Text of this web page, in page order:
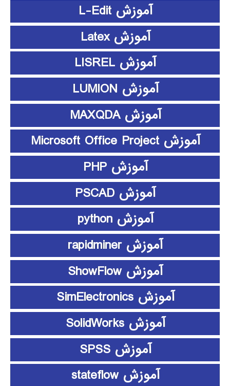
آموزش L-Edit
آموزش Latex
آموزش LISREL
آموزش LUMION
آموزش MAXQDA
آموزش Microsoft Office Project
آموزش PHP
آموزش PSCAD
آموزش python
آموزش rapidminer
آموزش ShowFlow
آموزش SimElectronics
آموزش SolidWorks
آموزش SPSS
آموزش stateflow